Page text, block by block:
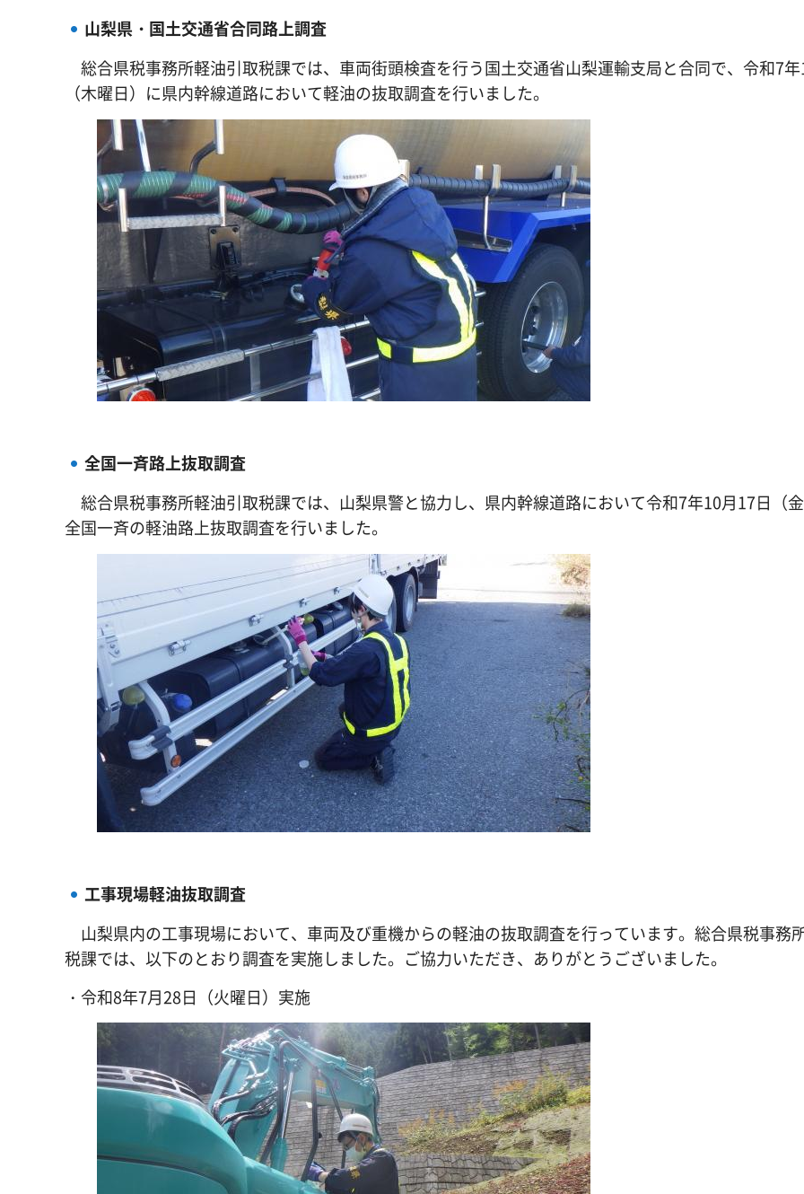
山梨県・国土交通省合同路上調査
総合県税事務所軽油引取税課では、車両街頭検査を行う国土交通省山梨運輸支局と合同で、令和7
（木曜日）に県内幹線道路において軽油の抜取調査を行いました。
全国一斉路上抜取調査
総合県税事務所軽油引取税課では、山梨県警と協力し、県内幹線道路において令和7年10月17日（
全国一斉の軽油路上抜取調査を行いました。
工事現場軽油抜取調査
山梨県内の工事現場において、車両及び重機からの軽油の抜取調査を行っています。総合県税事務
税課では、以下のとおり調査を実施しました。ご協力いただき、ありがとうございました。
・令和8年7月28日（火曜日）実施